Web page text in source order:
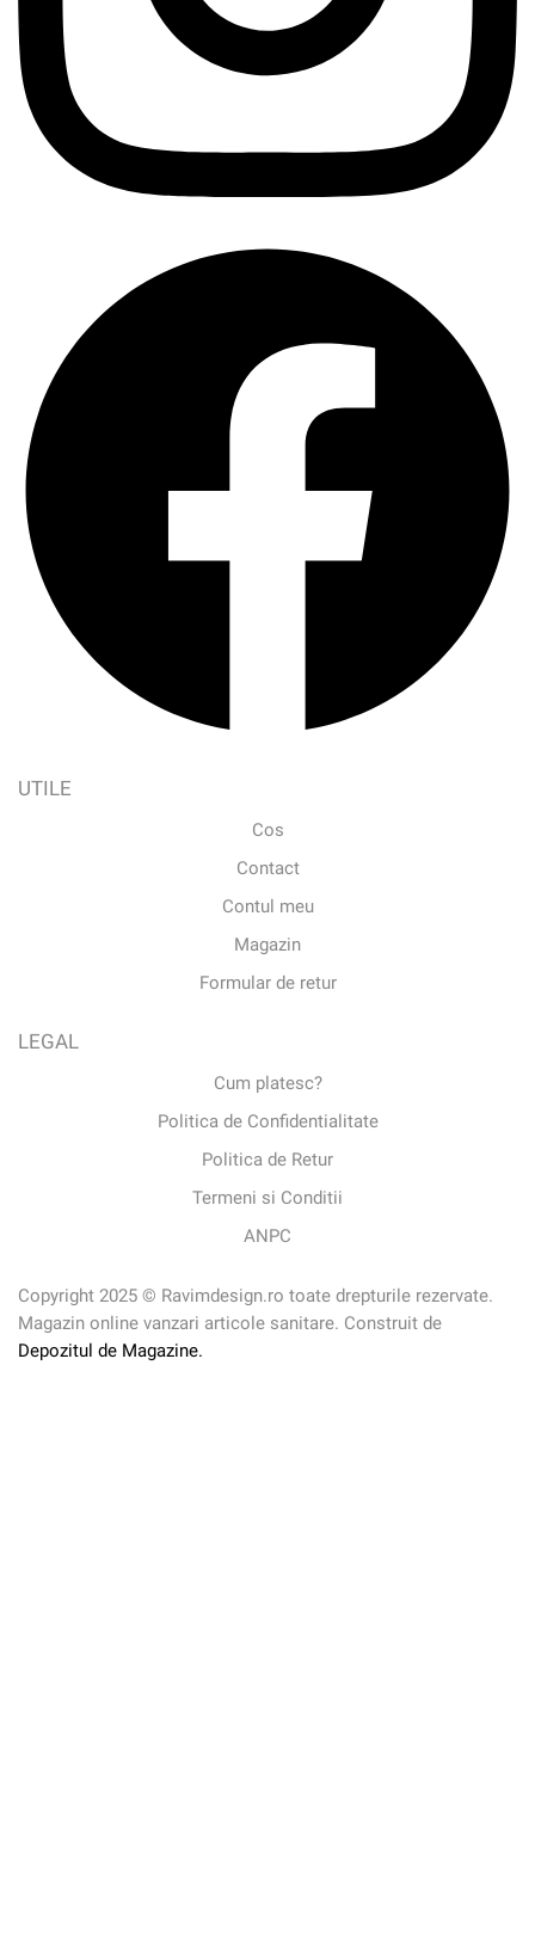
UTILE
Cos
Contact
Contul meu
Magazin
Formular de retur
LEGAL
Cum platesc?
Politica de Confidentialitate
Politica de Retur
Termeni si Conditii
ANPC
Copyright 2025 © Ravimdesign.ro toate drepturile rezervate.
Magazin online vanzari articole sanitare. Construit de
Depozitul de Magazine.